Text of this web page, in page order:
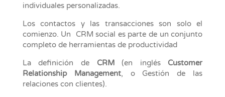
individuales personalizadas.
Los contactos y las transacciones son solo el
comienzo. Un CRM social es parte de un conjunto
completo de herramientas de productividad
La definición de CRM(en inglés Customer
Relationship Management, o Gestión de las
relaciones con clientes).